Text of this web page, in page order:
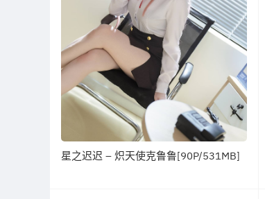
星之迟迟 – 炽天使克鲁鲁[90P/531MB]